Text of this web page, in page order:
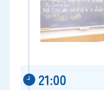
21:00